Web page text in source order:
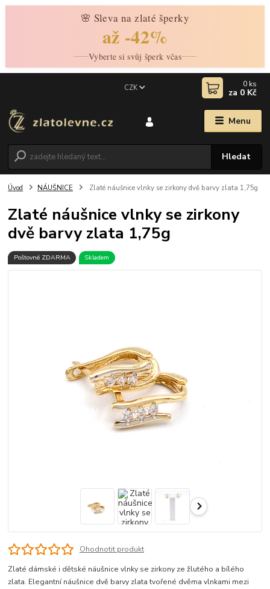
🌸 Sleva na zlaté šperky
až -42%
Vyberte si svůj šperk včas
Menu
CZK
Hledat
0 ks
za 0 Kč
Úvod NÁUŠNICE Zlaté náušnice vlnky se zirkony dvě barvy zlata 1,75g
Zlaté náušnice vlnky se zirkony
dvě barvy zlata 1,75g
Poštovné ZDARMA Skladem
Ohodnotit produkt
Zlaté dámské i dětské náušnice vlnky se zirkony ze žlutého a bílého
zlata. Elegantní náušnice dvě barvy zlata tvořené dvěma vlnkami mezi